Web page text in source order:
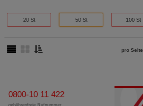
20 St 50 St 100 St
pro Seite
0800-10 11 422
gebührenfreie Rufnummer